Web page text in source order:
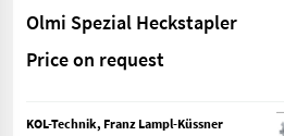
Olmi Spezial Heckstapler
Price on request
KOL-Technik, Franz Lampl-Küssner